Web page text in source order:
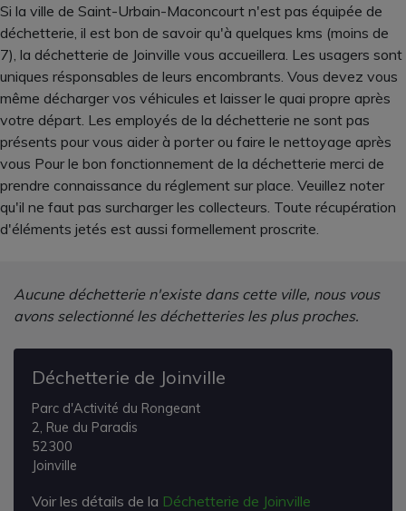
Si la ville de Saint-Urbain-Maconcourt n'est pas équipée de
déchetterie, il est bon de savoir qu'à quelques kms (moins de
7), la déchetterie de Joinville vous accueillera. Les usagers sont
uniques résponsables de leurs encombrants. Vous devez vous
même décharger vos véhicules et laisser le quai propre après
votre départ. Les employés de la déchetterie ne sont pas
présents pour vous aider à porter ou faire le nettoyage après
vous Pour le bon fonctionnement de la déchetterie merci de
prendre connaissance du réglement sur place. Veuillez noter
qu'il ne faut pas surcharger les collecteurs. Toute récupération
d'éléments jetés est aussi formellement proscrite.
Aucune déchetterie n'existe dans cette ville, nous vous
avons selectionné les déchetteries les plus proches.
Déchetterie de Joinville
Parc d'Activité du Rongeant
2, Rue du Paradis
52300
Joinville
Voir les détails de la Déchetterie de Joinville